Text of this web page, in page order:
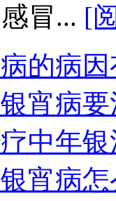
冒... [
的病
宵病
中年
宵病